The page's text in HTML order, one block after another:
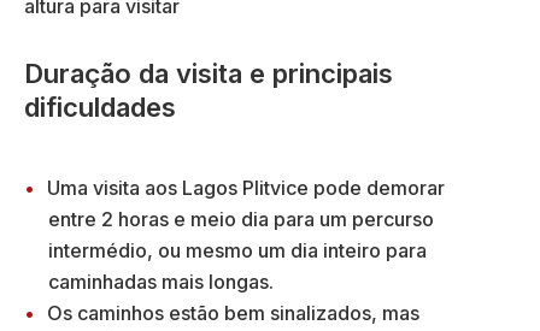
Duração da visita e principais
dificuldades
Uma visita aos Lagos Plitvice pode demorar
entre 2 horas e meio dia para um percurso
intermédio, ou mesmo um dia inteiro para
caminhadas mais longas.
Os caminhos estão bem sinalizados, mas